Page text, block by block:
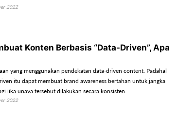
2022
Konten Berbasis “Data-Driven”, Apa
yang menggunakan pendekatan data-driven content. Padahal
itu dapat membuat brand awareness bertahan untuk jangka
jika upaya tersebut dilakukan secara konsisten.
2022